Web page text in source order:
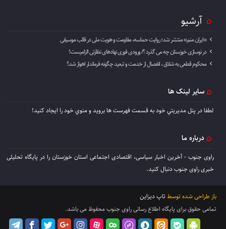
آرشیو
«ایران منم» منتشر شد؛ روایت حماسه، مقاومت و هویت ملی در قالب موسیقی
در نوسازی خوزستان چه می گذرد ؟/ ورودی فوری نهادهای نظارتی الزامیست!
محکوم قطعی به شلاق ، انفصال از خدمت و تبعید چگونه فرماندار اهواز شد؟
سایر لینک ها
لطفا در پنل مديريتي خود به قسمت فهرست ها برويد و منوي خود را ايجاد كنيد!
درباره ما
راوی جنوب - آخرین اخبار سیاسی، اقتصادی اجتماعی استان خوزستان را در پایگاه تحلیلی
خبری راوی جنوب دنبال کنید.
باز طراحی شده توسط تاپ دیزاین
تمامی حقوق برای پایگاه اطلاع رسانی راوی جنوب محفوظ می باشد.